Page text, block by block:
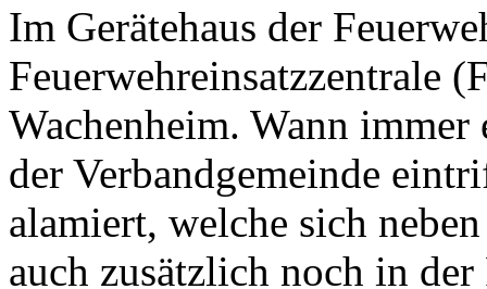
Im Gerätehaus der
Feuerwehreinsatzzentrale
Wachenheim. Wann
der Verbandgemeinde
alamiert, welche sich
auch zusätzlich noch in